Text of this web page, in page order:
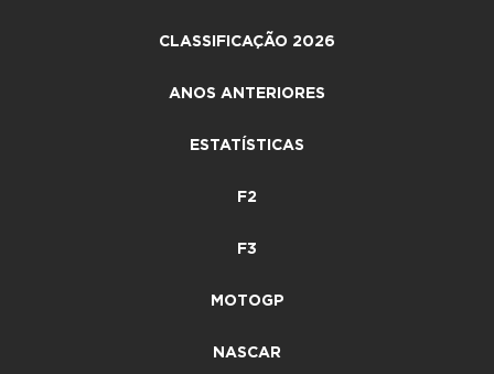
CLASSIFICAÇÃO 2026
ANOS ANTERIORES
ESTATÍSTICAS
F2
F3
MOTOGP
NASCAR